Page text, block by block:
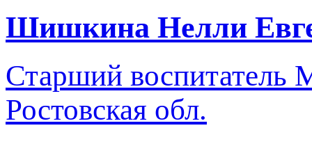
Шишкина Нелли
Старший воспитатель
Ростовская обл.